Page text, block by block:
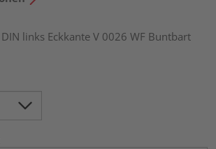
links Eckkante V 0026 WF Buntbart